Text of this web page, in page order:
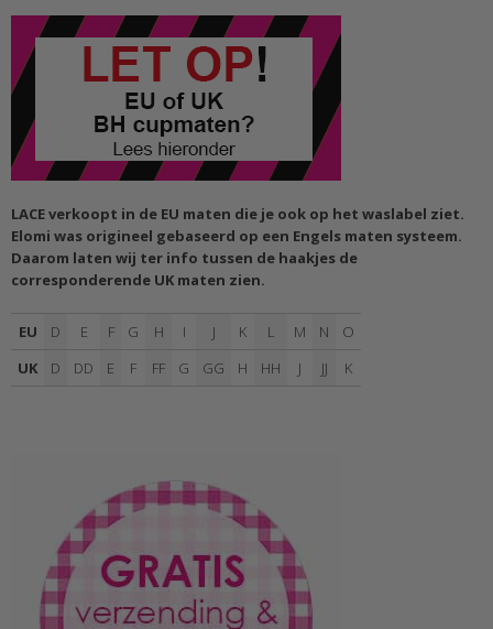
LACE verkoopt in de EU maten die je ook op het waslabel ziet.
Elomi was origineel gebaseerd op een Engels maten systeem.
Daarom laten wij ter info tussen de haakjes de
corresponderende UK maten zien.
EU D E F G H I J K L M N
O
UK
D DD E F FF G GG H HH J JJ K